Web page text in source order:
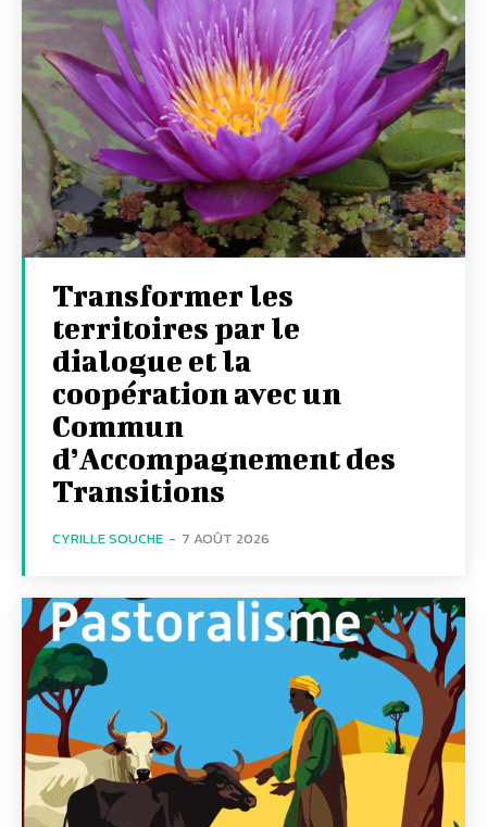
Transformer les
territoires par le
dialogue et la
coopération avec un
Commun
d’Accompagnement des
Transitions
CYRILLE SOUCHE - 7 AOÛT 2026